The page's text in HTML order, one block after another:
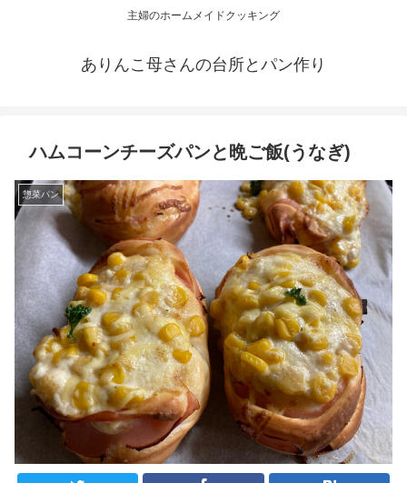
主婦のホームメイドクッキング
ありんこ母さんの台所とパン作り
ハムコーンチーズパンと晩ご飯(うなぎ)
惣菜パン